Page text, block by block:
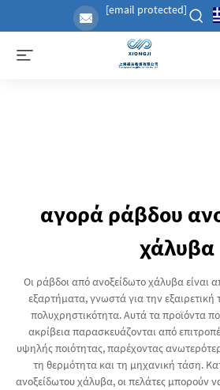
[email protected]
αγορά ράβδου
χάλυβα
Οι ράβδοι από ανοξείδωτο χάλυβα είναι
εξαρτήματα, γνωστά για την εξαιρετική
πολυχρηστικότητα. Αυτά τα προϊόντα
ακρίβεια παρασκευάζονται από
υψηλής ποιότητας, παρέχοντας
τη θερμότητα και τη μηχανική τάση.
ανοξείδωτου χάλυβα, οι πελάτες μπορούν